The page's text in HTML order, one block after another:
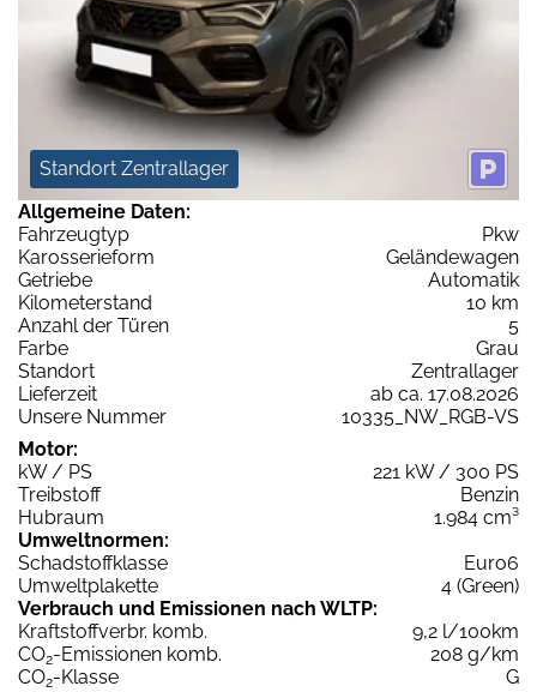
Standort Zentrallager
Allgemeine Daten:
Fahrzeugtyp
Pkw
Karosserieform
Geländewagen
Getriebe
Automatik
Kilometerstand
10 km
Anzahl der Türen
5
Farbe
Grau
Standort
Zentrallager
Lieferzeit
ab ca. 17.08.2026
Unsere Nummer
10335_NW_RGB-VS
Motor:
kW / PS
221 kW / 300 PS
Treibstoff
Benzin
Hubraum
1.984 cm³
Umweltnormen:
Schadstoffklasse
Euro6
Umweltplakette
4 (Green)
Verbrauch und Emissionen nach WLTP:
Kraftstoffverbr. komb.
9,2 l/100km
CO2-Emissionen komb.
208 g/km
CO2-Klasse
G